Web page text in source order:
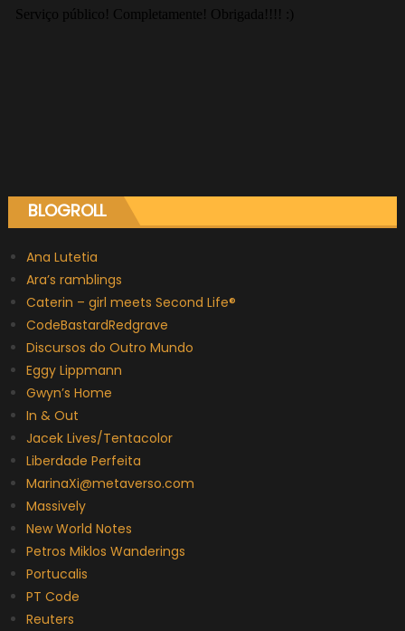
BLOGROLL
Ana Lutetia
Ara’s ramblings
Caterin – girl meets Second Life®
CodeBastardRedgrave
Discursos do Outro Mundo
Eggy Lippmann
Gwyn’s Home
In & Out
Jacek Lives/Tentacolor
Liberdade Perfeita
MarinaXi@metaverso.com
Massively
New World Notes
Petros Miklos Wanderings
Portucalis
PT Code
Reuters